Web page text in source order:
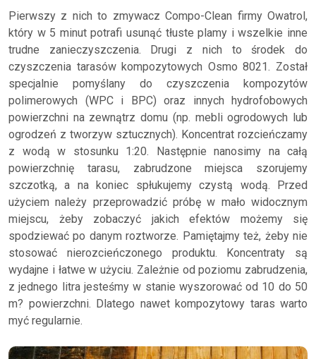
Pierwszy z nich to zmywacz Compo-Clean firmy Owatrol,
który w 5 minut potrafi usunąć tłuste plamy i wszelkie inne
trudne zanieczyszczenia. Drugi z nich to środek do
czyszczenia tarasów kompozytowych Osmo 8021. Został
specjalnie pomyślany do czyszczenia kompozytów
polimerowych (WPC i BPC) oraz innych hydrofobowych
powierzchni na zewnątrz domu (np. mebli ogrodowych lub
ogrodzeń z tworzyw sztucznych). Koncentrat rozcieńczamy
z wodą w stosunku 1:20. Następnie nanosimy na całą
powierzchnię tarasu, zabrudzone miejsca szorujemy
szczotką, a na koniec spłukujemy czystą wodą. Przed
użyciem należy przeprowadzić próbę w mało widocznym
miejscu, żeby zobaczyć jakich efektów możemy się
spodziewać po danym roztworze. Pamiętajmy też, żeby nie
stosować nierozcieńczonego produktu. Koncentraty są
wydajne i łatwe w użyciu. Zależnie od poziomu zabrudzenia,
z jednego litra jesteśmy w stanie wyszorować od 10 do 50
m? powierzchni. Dlatego nawet kompozytowy taras warto
myć regularnie.